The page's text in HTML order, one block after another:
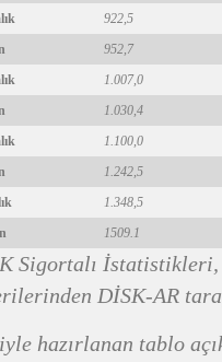
922,5
952,7
1.007,0
1.030,4
1.100,0
1.242,5
1.348,5
1509.1
Sigortalı İstatistikleri,
DİSK-AR
hazırlanan tablo